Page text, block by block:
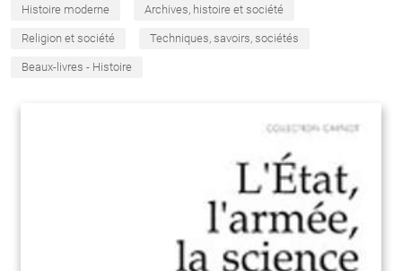
Histoire moderne Archives, histoire et société
Religion et société Techniques, savoirs, sociétés
Beaux-livres - Histoire